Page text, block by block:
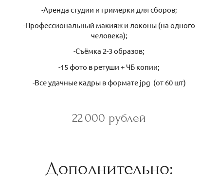
-Аренда студии и гримерки для сборов;
-Профессиональный макияж и локоны (на одного
человека);
-Съёмка 2-3 образов;
-15 фото в ретуши + ЧБ копии;
-Все удачные кадры в формате jpg (от 60 шт)
22 000 рублей
Дополнительно: